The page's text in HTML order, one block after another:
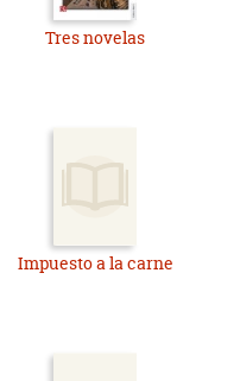
Tres novelas
Impuesto a la carne